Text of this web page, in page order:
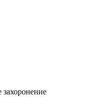
захоронение